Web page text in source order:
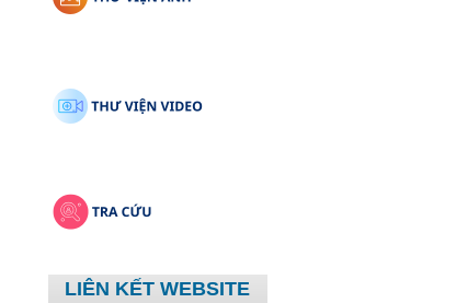
LIÊN KẾT WEBSITE